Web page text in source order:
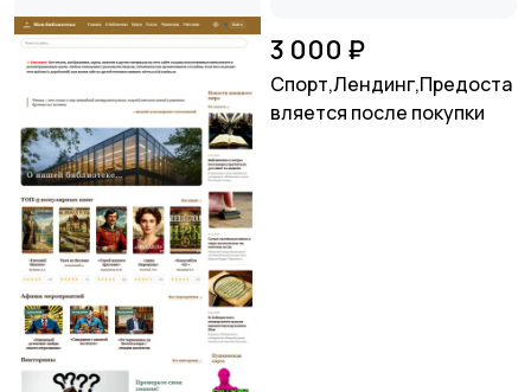
3 000 ₽
Спорт,Лендинг,Предоста
вляется после покупки